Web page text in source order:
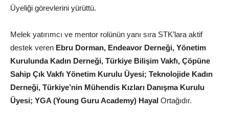
Üyeliği görevlerini yürüttü.
Melek yatırımcı ve mentor rolünün yanı sıra STK’lara aktif
destek veren Ebru Dorman, Endeavor Derneği, Yönetim
Kurulunda Kadın Derneği, Türkiye Bilişim Vakfı, Çöpüne
Sahip Çık Vakfı Yönetim Kurulu Üyesi; Teknolojide Kadın
Derneği, Türkiye’nin Mühendis Kızları Danışma Kurulu
Üyesi; YGA (Young Guru Academy) Hayal Ortağıdır.